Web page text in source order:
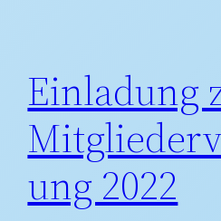
Einladung
ung 2022